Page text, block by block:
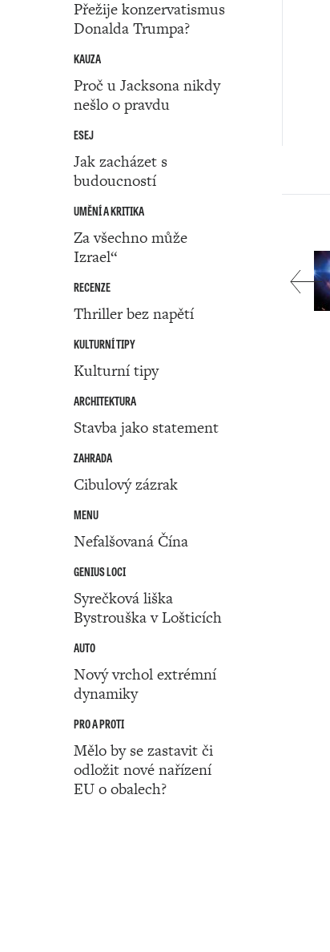
Přežije konzervatismus
Donalda Trumpa?
KAUZA
Proč u Jacksona nikdy
nešlo o pravdu
ESEJ
Jak zacházet s
budoucností
UMĚNÍ A KRITIKA
Za všechno může
Izrael“
RECENZE
Thriller bez napětí
KULTURNÍ TIPY
Kulturní tipy
ARCHITEKTURA
Stavba jako statement
ZAHRADA
Cibulový zázrak
MENU
Nefalšovaná Čína
GENIUS LOCI
Syrečková liška
Bystrouška v Lošticích
AUTO
Nový vrchol extrémní
dynamiky
PRO A PROTI
Mělo by se zastavit či
odložit nové nařízení
EU o obalech?